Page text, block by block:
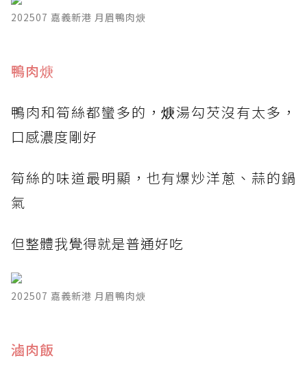
202507 嘉義新港 月眉鴨肉焿
鴨肉焿
鴨肉和筍絲都蠻多的，焿湯勾芡沒有太多，
口感濃度剛好
筍絲的味道最明顯，也有爆炒洋蔥、蒜的鍋
氣
但整體我覺得就是普通好吃
202507 嘉義新港 月眉鴨肉焿
滷肉飯